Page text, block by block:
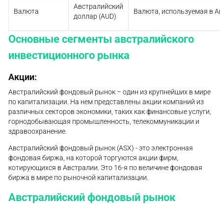
Валюта
Австралийский
доллар (AUD)
Валюта, используемая в
Основные сегменты австралийского
инвестиционного рынка
Акции:
Австралийский фондовый рынок – один из крупнейших в мире
по капитализации. На нем представлены акции компаний из
различных секторов экономики, таких как финансовые услуги,
горнодобывающая промышленность, телекоммуникации и
здравоохранение.
Австралийский фондовый рынок (ASX) - это электронная
фондовая биржа, на которой торгуются акции фирм,
котирующихся в Австралии. Это 16-я по величине фондовая
биржа в мире по рыночной капитализации.
Австралийский фондовый рынок